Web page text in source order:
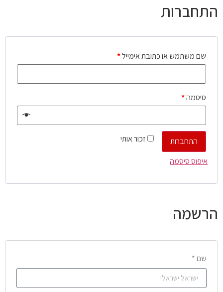
התחברות
שם משתמש או כתובת אימייל*
סיסמה*
זכור אותי
התחברות
איפוס סיסמה
הרשמה
שם *